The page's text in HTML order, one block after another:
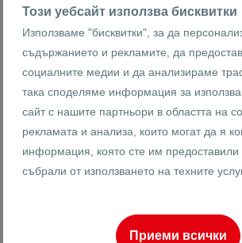
369999 €
723655.14 лв
гараж / Белащица
Този уебсайт използва бисквитки
Използваме "бисквитки", за да
съдържанието и рекламите, да
социалните медии и да анализираме
така споделяме информация за
сайт с нашите партньори в областта на
рекламата и анализа, които могат да я
информация, която сте им предоставили
събрали от използването на техните
Приеми всички